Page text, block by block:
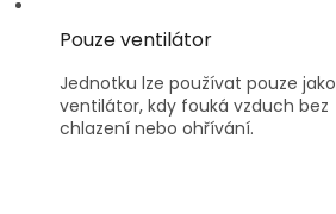
Pouze ventilátor
Jednotku lze používat pouze jako
ventilátor, kdy fouká vzduch bez
chlazení nebo ohřívání.